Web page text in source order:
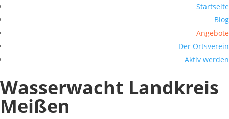
Startseite
Blog
Angebote
Der Ortsverein
Aktiv werden
Wasserwacht Landkreis
Meißen